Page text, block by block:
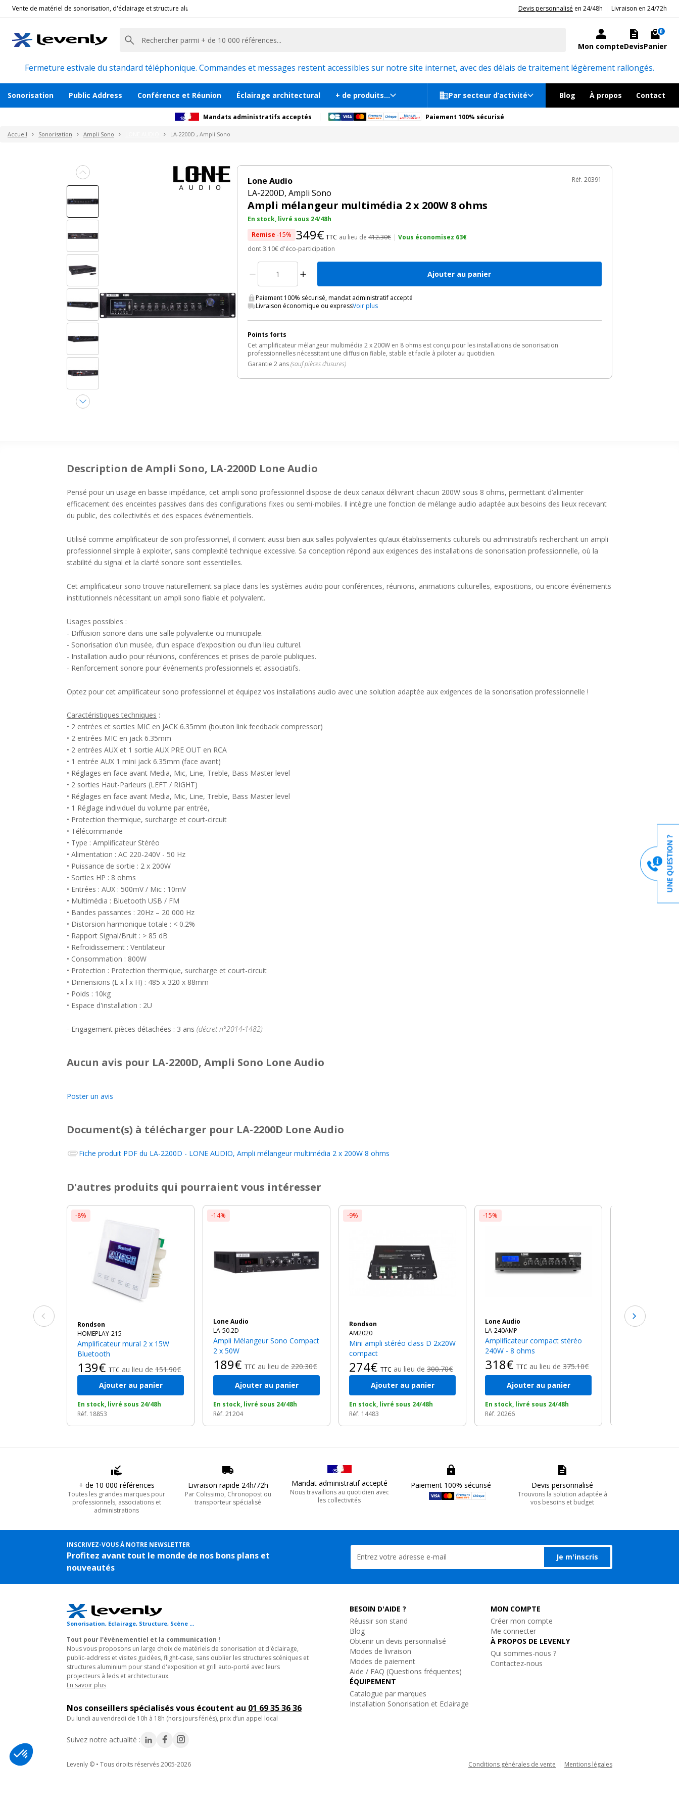
Vente de matériel de sonorisation, d'éclairage et structure alu pour l'évènementiel et la communication, stand exposition, scène, podium et estrade, etc. | 20ans d'expérience aux côtés des professionnels et acteurs publics.
Devis personnalisé en 24/48h Livraison en 24/72h
Mon compteDevisPanier
0
Fermeture estivale du standard téléphonique. Commandes et messages restent accessibles sur notre site internet, avec des délais de traitement légèrement rallongés.
Sonorisation Public Address Conférence et Réunion Éclairage architectural + de produits... Par secteur d’activité Blog À propos Contact
Mandats administratifs acceptés Paiement 100% sécurisé
Accueil Sonorisation Ampli Sono LA-2200D , Ampli Sono
Lone Audio
LA-2200D, Ampli Sono
Ampli mélangeur multimédia 2 x 200W 8 ohms
Réf. 20391
En stock, livré sous 24/48h
Remise -15% 349€ TTC au lieu de 412.30€ | Vous économisez 63€
dont 3.10€ d'éco-participation
Ajouter au panier
Paiement 100% sécurisé, mandat administratif accepté
Livraison économique ou expressVoir plus
Points forts
Cet amplificateur mélangeur multimédia 2 x 200W en 8 ohms est conçu pour les installations de sonorisation
professionnelles nécessitant une diffusion fiable, stable et facile à piloter au quotidien.
Garantie 2 ans(sauf pièces d'usures)
Description de Ampli Sono, LA-2200D Lone Audio
Pensé pour un usage en basse impédance, cet ampli sono professionnel dispose de deux canaux délivrant chacun 200W sous 8 ohms, permettant d’alimenter
efficacement des enceintes passives dans des configurations fixes ou semi-mobiles. Il intègre une fonction de mélange audio adaptée aux besoins des lieux recevant
du public, des collectivités et des espaces événementiels.
Utilisé comme amplificateur de son professionnel, il convient aussi bien aux salles polyvalentes qu’aux établissements culturels ou administratifs recherchant un ampli
professionnel simple à exploiter, sans complexité technique excessive. Sa conception répond aux exigences des installations de sonorisation professionnelle, où la
stabilité du signal et la clarté sonore sont essentielles.
Cet amplificateur sono trouve naturellement sa place dans les systèmes audio pour conférences, réunions, animations culturelles, expositions, ou encore événements
institutionnels nécessitant un ampli sono fiable et polyvalent.
Usages possibles :
- Diffusion sonore dans une salle polyvalente ou municipale.
- Sonorisation d’un musée, d’un espace d’exposition ou d’un lieu culturel.
- Installation audio pour réunions, conférences et prises de parole publiques.
- Renforcement sonore pour événements professionnels et associatifs.
Optez pour cet amplificateur sono professionnel et équipez vos installations audio avec une solution adaptée aux exigences de la sonorisation professionnelle !
Caractéristiques techniques :
• 2 entrées et sorties MIC en JACK 6.35mm (bouton link feedback compressor)
• 2 entrées MIC en jack 6.35mm
• 2 entrées AUX et 1 sortie AUX PRE OUT en RCA
• 1 entrée AUX 1 mini jack 6.35mm (face avant)
• Réglages en face avant Media, Mic, Line, Treble, Bass Master level
• 2 sorties Haut-Parleurs (LEFT / RIGHT)
• Réglages en face avant Media, Mic, Line, Treble, Bass Master level
• 1 Réglage individuel du volume par entrée,
• Protection thermique, surcharge et court-circuit
• Télécommande
• Type : Amplificateur Stéréo
• Alimentation : AC 220-240V - 50 Hz
• Puissance de sortie : 2 x 200W
• Sorties HP : 8 ohms
• Entrées : AUX : 500mV / Mic : 10mV
• Multimédia : Bluetooth USB / FM
• Bandes passantes : 20Hz – 20 000 Hz
• Distorsion harmonique totale : < 0.2%
• Rapport Signal/Bruit : > 85 dB
• Refroidissement : Ventilateur
• Consommation : 800W
• Protection : Protection thermique, surcharge et court-circuit
• Dimensions (L x l x H) : 485 x 320 x 88mm
• Poids : 10kg
• Espace d'installation : 2U
- Engagement pièces détachées : 3 ans (décret n°2014-1482)
Aucun avis pour LA-2200D, Ampli Sono Lone Audio
Poster un avis
Document(s) à télécharger pour LA-2200D Lone Audio
Fiche produit PDF du LA-2200D - LONE AUDIO, Ampli mélangeur multimédia 2 x 200W 8 ohms
D'autres produits qui pourraient vous intéresser
-8%
Rondson
HOMEPLAY-215
Amplificateur mural 2 x 15W
Bluetooth
139€ TTC au lieu de 151.90€
Ajouter au panier
En stock, livré sous 24/48h
Réf. 18853
-14%
Lone Audio
LA-50.2D
Ampli Mélangeur Sono Compact
2 x 50W
189€ TTC au lieu de 220.30€
Ajouter au panier
En stock, livré sous 24/48h
Réf. 21204
-9%
Rondson
AM2020
Mini ampli stéréo class D 2x20W
compact
274€ TTC au lieu de 300.70€
Ajouter au panier
En stock, livré sous 24/48h
Réf. 14483
-15%
Lone Audio
LA-240AMP
Amplificateur compact stéréo
240W - 8 ohms
318€ TTC au lieu de 375.10€
Ajouter au panier
En stock, livré sous 24/48h
Réf. 20266
+ de 10 000 références
Toutes les grandes marques pour
professionnels, associations et
administrations
Livraison rapide 24h/72h
Par Colissimo, Chronopost ou
transporteur spécialisé
Mandat administratif accepté
Nous travaillons au quotidien avec
les collectivités
Paiement 100% sécurisé Devis personnalisé
Trouvons la solution adaptée à
vos besoins et budget
INSCRIVEZ-VOUS À NOTRE NEWSLETTER
Profitez avant tout le monde de nos bons plans et
nouveautés
Je m'inscris
Sonorisation, Eclairage, Structure, Scène ...
Tout pour l'évènementiel et la communication !
Nous vous proposons un large choix de matériels de sonorisation et d'éclairage,
public-address et visites guidées, flight-case, sans oublier les structures scéniques et
structures aluminium pour stand d'exposition et grill auto-porté avec leurs
projecteurs à leds et architecturaux.
En savoir plus
Nos conseillers spécialisés vous écoutent au 01 69 35 36 36
du lundi au vendredi de 10h à 18h (hors jours fériés), prix d’un appel local
Suivez notre actualité :
BESOIN D'AIDE ?
Réussir son stand
Blog
Obtenir un devis personnalisé
Modes de livraison
Modes de paiement
Aide / FAQ (Questions fréquentes)
ÉQUIPEMENT
Catalogue par marques
Installation Sonorisation et Eclairage
MON COMPTE
Créer mon compte
Me connecter
À PROPOS DE LEVENLY
Qui sommes-nous ?
Contactez-nous
Levenly © • Tous droits réservés 2005-2026 Conditions générales de vente Mentions légales